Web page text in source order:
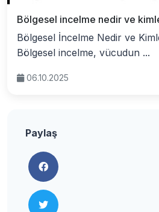
Bölgesel incelme nedir ve
Bölgesel İncelme Nedir ve
Bölgesel incelme, vücudun ...
06.10.2025
Paylaş